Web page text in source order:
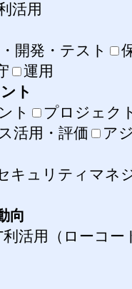
活用
開発・テスト
運用
ト
ト
プロジェク
活用・評価
ア
キュリティマネ
向
利活用（ローコー